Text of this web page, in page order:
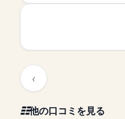
他の口コミを見る